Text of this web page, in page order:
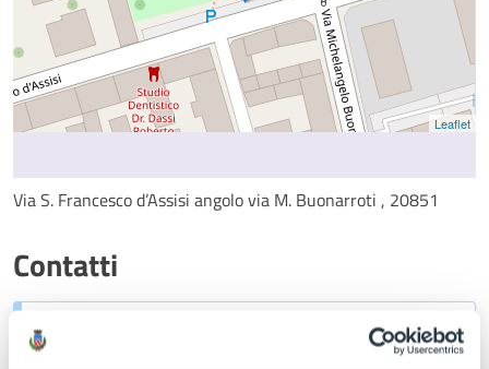
Leaflet
Via S. Francesco d’Assisi angolo via M. Buonarroti , 20851
Contatti
Manutenzione Patrimonio